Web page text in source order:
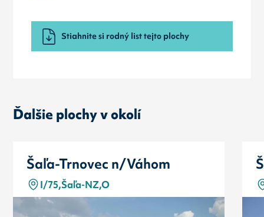
Stiahnite si rodný list tejto plochy
Ďalšie plochy v okolí
Šaľa-Trnovec n/Váhom
I/75,Šaľa-NZ,O